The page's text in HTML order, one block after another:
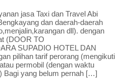
jasa Taxi dan Travel Abi
dan daerah-daerah
dll). dengan
(DOOR TO
SUPADIO HOTEL DAN
pilihan tarif perorang (mengikuti
permobil (dengan waktu
Bagi yang belum pernah […]